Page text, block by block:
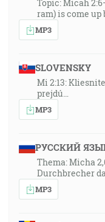
Topic: Micah
ram) is come up
MP3
SLOVENSKY
Mi 2:13:
prejdú…
MP3
РУССКИЙ
Thema: Micha
Durchbrecher
MP3